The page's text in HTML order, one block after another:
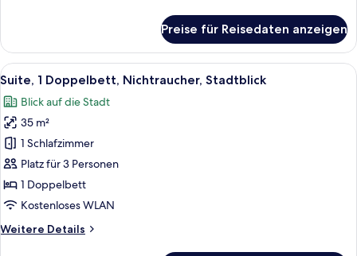
oder
Zweibettzimmer
Preise für Reisedaten anzeigen
Alle
Fotos
für
Suite,
Doppelbett,
Nichtraucher,
Stadtblick
Ein Hotelzimmer mit Sofa, einem
8
Suite, 1 Doppelbett, Nichtraucher, Stadtblick
Blick auf die Stadt
35 m²
1 Schlafzimmer
Platz für 3 Personen
1 Doppelbett
Kostenloses WLAN
Weitere Details
Weitere